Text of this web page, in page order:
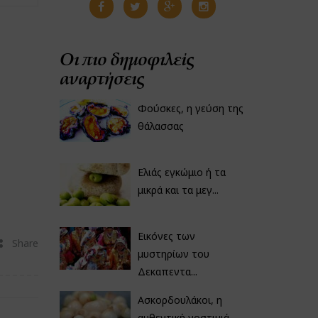
Share
Οι πιο δημοφιλείς
αναρτήσεις
Φούσκες, η γεύση της
θάλασσας
Ελιάς εγκώμιο ή τα
μικρά και τα μεγ...
Εικόνες των
μυστηρίων του
Δεκαπεντα...
Ασκορδουλάκοι, η